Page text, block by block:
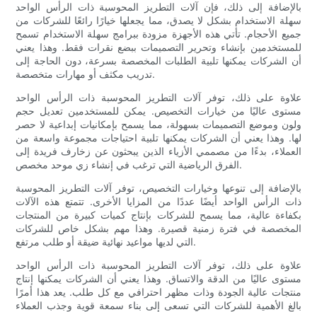
بالإضافة إلى ذلك، فإن آلات التطريز المحوسبة ذات الرأس الواحد
سهلة الاستخدام بشكل لا يصدق، مما يجعلها خيارًا رائعًا للشركات من
جميع الأحجام. تأتي هذه الأجهزة مزودة ببرامج سهلة الاستخدام تسمح
للمستخدمين بإنشاء وتحرير التصميمات ببضع نقرات فقط. وهذا يعني
أن الشركات يمكنها تلبية الطلبات المخصصة بسرعة، دون الحاجة إلى
تدريب مكثف أو مهارات متخصصة.
علاوة على ذلك، توفر آلات التطريز المحوسبة ذات الرأس الواحد
مستوى عاليًا من خيارات التخصيص. يمكن للمستخدمين تعديل حجم
ولون وموضع التصميمات بسهولة، مما يسمح بإمكانيات إبداعية لا حصر
لها. وهذا يعني أن الشركات يمكنها تلبية احتياجات مجموعة واسعة من
العملاء، بدءًا من مصممي الأزياء الذين يبحثون عن زخارف فريدة إلى
الفرق الرياضية التي ترغب في إنشاء زي موحد مخصص.
بالإضافة إلى تنوعها وخيارات التخصيص، توفر آلات التطريز المحوسبة
ذات الرأس الواحد أيضًا عددًا من المزايا الأخرى. تتمتع هذه الآلات
بكفاءة عالية، مما يسمح للشركات بإنتاج كميات كبيرة من المنتجات
المخصصة في فترة زمنية قصيرة. وهذا مهم بشكل خاص للشركات
التي لديها مواعيد نهائية ضيقة أو طلب مرتفع.
علاوة على ذلك، توفر آلات التطريز المحوسبة ذات الرأس الواحد
مستوى عاليًا من الدقة والاتساق. وهذا يعني أن الشركات يمكنها إنتاج
منتجات عالية الجودة وذات مظهر احترافي مع كل طلب. يعد هذا أمرًا
بالغ الأهمية للشركات التي تسعى إلى بناء سمعة قوية وجذب العملاء